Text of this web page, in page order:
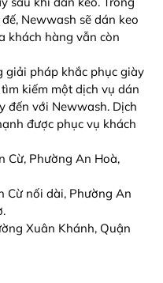
Newwash sẽ dán keo
khách hàng vẫn còn
giải pháp khắc phục giày
kiếm một dịch vụ dán
đến với Newwash. Dịch
được phục vụ khách
Cừ, Phường An Hoà,
Cừ nối dài, Phường An
Xuân Khánh, Quận